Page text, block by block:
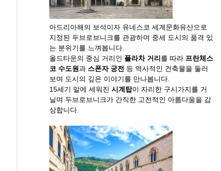
아드리아해의 보석이자 유네스코 세계문화유산으로
지정된 두브로브니크를 관광하며 중세 도시의 품격 있
는 분위기를 느껴봅니다.
올드타운의 중심 거리인 플라차 거리를 따라 프란체스
코 수도원과 스폰자 궁전 등 역사적인 건축물을 둘러
보며 도시의 깊은 이야기를 만나봅니다.
15세기 말에 세워진 시계탑이 자리한 구시가지를 거
닐며 두브로브니크가 간직한 고전적인 아름다움을 감
상합니다.